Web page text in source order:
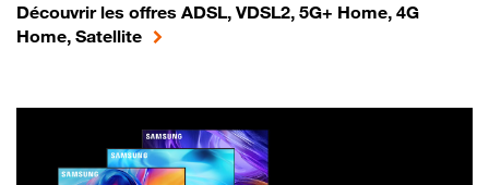
Découvrir les offres ADSL, VDSL2, 5G+ Home, 4G
Home, Satellite